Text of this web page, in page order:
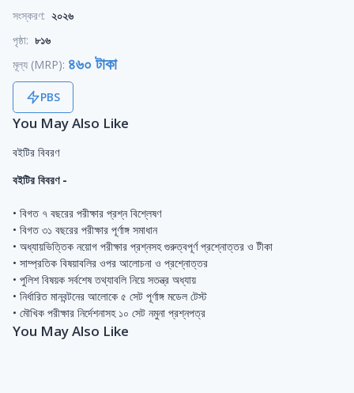
সংস্করণ: ২০২৬
পৃষ্ঠা: ৮১৬
মূল্য (MRP): ৪৬০ টাকা
PBS
You May Also Like
বইটির বিবরণ
বইটির বিবরণ -
• বিগত ৭ বছরের পরীক্ষার প্রশ্ন বিশ্লেষণ
• বিগত ৩১ বছরের পরীক্ষার পূর্ণাঙ্গ সমাধান
• অধ্যায়ভিত্তিক নয়োগ পরীক্ষার প্রশ্নসহ গুরুত্বপূর্ণ প্রশ্নোত্তর ও টীকা
• সাম্প্রতিক বিষয়াবলির ওপর আলোচনা ও প্রশ্নোত্তর
• পুলিশ বিষয়ক সর্বশেষ তথ্যাবলি নিয়ে সতন্ত্র অধ্যায়
• নির্ধারিত মানবন্টনের আলোকে ৫ সেট পূর্ণাঙ্গ মডেল টেস্ট
• মৌখিক পরীক্ষার নির্দেশনাসহ ১০ সেট নমুনা প্রশ্নপত্র
You May Also Like